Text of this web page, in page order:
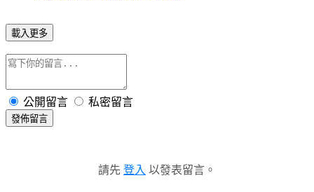
載入更多
公開留言 私密留言
發佈留言
請先 登入 以發表留言。